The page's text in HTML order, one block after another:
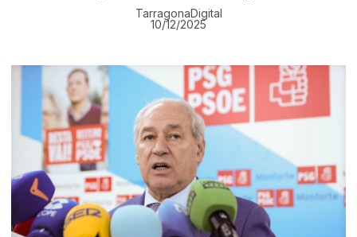
TarragonaDigital
10/12/2025